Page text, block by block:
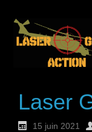
Laser
15 juin 2021